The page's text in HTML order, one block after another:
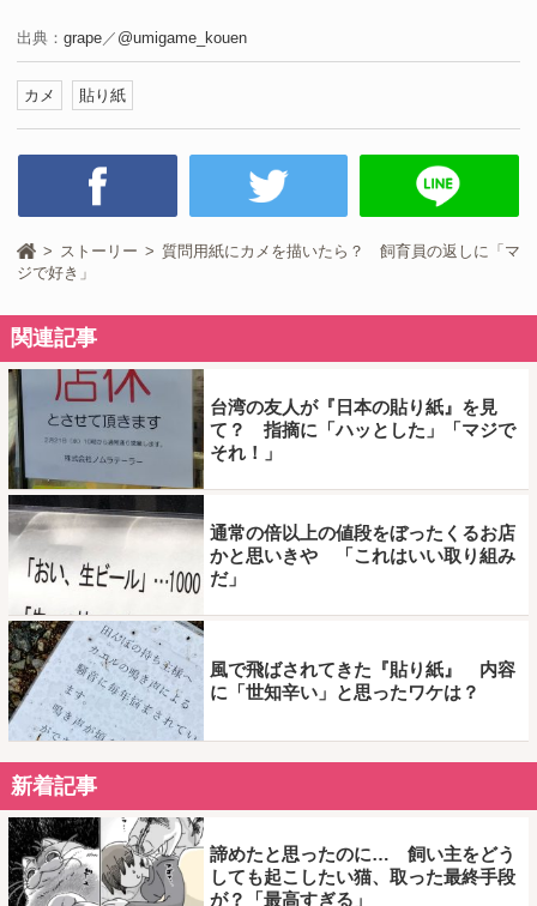
出典： grape／ @umigame_kouen
カメ 貼り紙
ストーリー
質問用紙にカメを描いたら？ 飼育員の返しに「マ
ジで好き」
関連記事
台湾の友人が『日本の貼り紙』を見
て？ 指摘に「ハッとした」「マジで
それ！」
通常の倍以上の値段をぼったくるお店
かと思いきや 「これはいい取り組み
だ」
風で飛ばされてきた『貼り紙』 内容
に「世知辛い」と思ったワケは？
新着記事
諦めたと思ったのに… 飼い主をどう
しても起こしたい猫、取った最終手段
が？「最高すぎる」